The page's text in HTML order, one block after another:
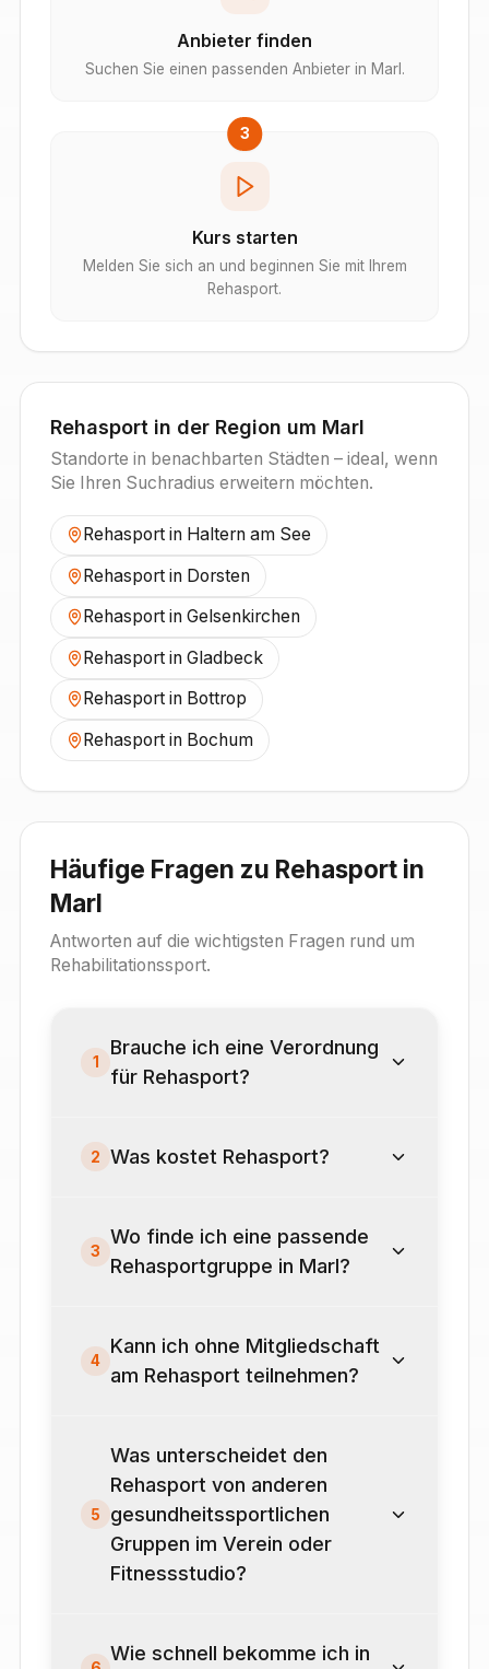
Anbieter finden
Suchen Sie einen passenden Anbieter in Marl.
3
Kurs starten
Melden Sie sich an und beginnen Sie mit Ihrem
Rehasport.
Rehasport in der Region um Marl
Standorte in benachbarten Städten – ideal, wenn
Sie Ihren Suchradius erweitern möchten.
Rehasport in Haltern am See
Rehasport in Dorsten
Rehasport inGelsenkirchen
Rehasport inGladbeck
Rehasport in Bottrop
Rehasport in Bochum
Häufige Fragen zu Rehasport in
Marl
Antworten auf die wichtigsten Fragen rund um
Rehabilitationssport.
1
Brauche ich eine Verordnung
für Rehasport?
2 Was kostet Rehasport?
3
Wo finde ich eine passende
Rehasportgruppe in Marl?
4
Kann ich ohne Mitgliedschaft
am Rehasport teilnehmen?
5
Was unterscheidet den
Rehasport von anderen
gesundheitssportlichen
Gruppen im Verein oder
Fitnessstudio?
Wie schnell bekomme ich in